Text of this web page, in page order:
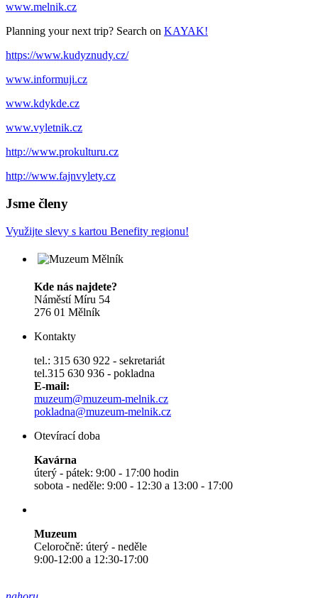
www.melnik.cz
Planning your next trip? Search on KAYAK!
https://www.kudyznudy.cz/
www.informuji.cz
www.kdykde.cz
www.vyletnik.cz
http://www.prokulturu.cz
http://www.fajnvylety.cz
Jsme členy
Využijte slevy s kartou Benefity regionu!
Kde nás najdete?
Náměstí Míru 54
276 01 Mělník
Kontakty
tel.: 315 630 922 - sekretariát
tel.315 630 936 - pokladna
E-mail:
muzeum@muzeum-melnik.cz
pokladna@muzeum-melnik.cz
Otevírací doba
Kavárna
úterý - pátek: 9:00 - 17:00 hodin
sobota - neděle: 9:00 - 12:30 a 13:00 - 17:00
Muzeum
Celoročně: úterý - neděle
9:00-12:00 a 12:30-17:00